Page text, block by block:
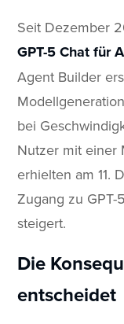
Seit Dezember
GPT-5 Chat für
Agent Builder
bei
Nutzer mit einer
erhielten am 11.
Zugang zu
steigert.
Die
entscheidet